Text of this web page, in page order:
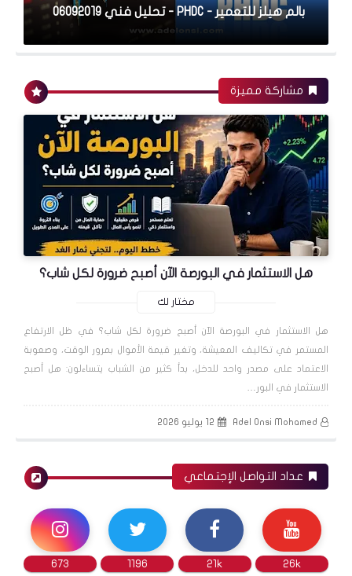
بالم هيلز للتعمير - PHDC - تحليل فني 06092019
حديد عز يُسجل هبوط يُفزع المتداولين في جلسة
02092019
البورصة المصرية
الصناعات الكيماوية المصرية - كيما (EGCH) -
تحليل فني 30082019
في الفرح منسيّة وفي الهم مدعيّة ..!!
مشاركة مميزة
هل الاستثمار في البورصة الآن أصبح ضرورة لكل شاب؟
مختار لك
هل الاستثمار في البورصة الآن أصبح ضرورة لكل شاب؟ في ظل الارتفاع
المستمر في تكاليف المعيشة، وتغير قيمة الأموال بمرور الوقت، وصعوبة
الاعتماد على مصدر واحد للدخل، بدأ كثير من الشباب يتساءلون: هل أصبح
الاستثمار في البور…
Adel Onsi Mohamed 12 يوليو 2026
عداد التواصل الإجتماعي
26k
21k
1196
673